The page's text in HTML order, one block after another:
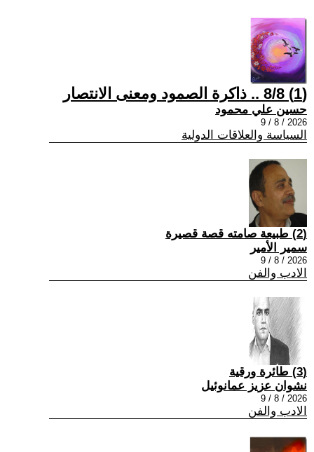
(1) 8/8 .. ذاكرة الصمود ومعنى الانتصار
حسين علي محمود
2026 / 8 / 9
السياسة والعلاقات الدولية
(2) طبيعة صامته قصة قصيرة
سمير الأمير
2026 / 8 / 9
الادب والفن
(3) طائرة ورقية
نشوان عزيز عمانوئيل
2026 / 8 / 9
الادب والفن